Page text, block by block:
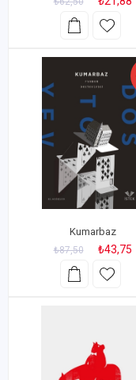
Kumarbaz
₺87,50 ₺43,75